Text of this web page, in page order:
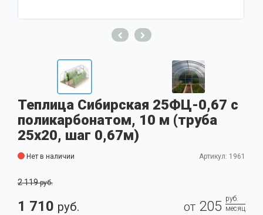
Теплица Сибирская 25ФЦ-0,67 с
поликарбонатом, 10 м (труба
25x20, шаг 0,67м)
Нет в наличии Артикул: 1961
2 119руб.
1 710 руб. от 205 руб.
месяц